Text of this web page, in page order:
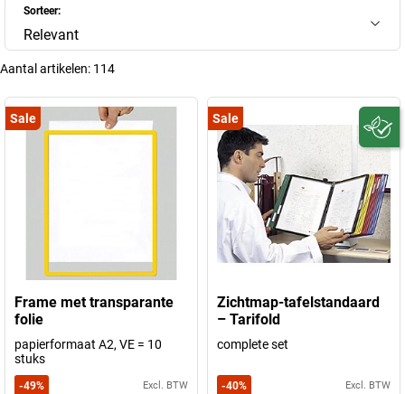
Sorteer:
Relevant
Aantal artikelen: 114
Sale
Frame met transparante
folie
papierformaat A2, VE = 10
stuks
-49% Excl. BTW
Sale
Zichtmap-tafelstandaard
– Tarifold
complete set
-40% Excl. BTW